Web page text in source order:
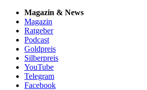
Magazin & News
Magazin
Ratgeber
Podcast
Goldpreis
Silberpreis
YouTube
Telegram
Facebook